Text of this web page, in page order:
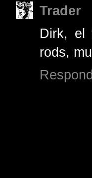
Trader
Dirk, el
rods,